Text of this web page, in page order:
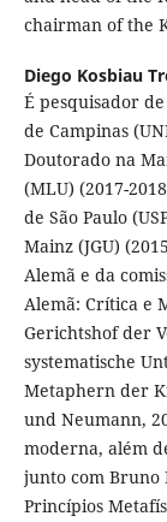
chairman of the
Diego Kosbiau
É pesquisador
de Campinas
Doutorado na
(MLU) (2017-
de São Paulo
Mainz (JGU)
Alemã e da
Alemã: Crítica e
Gerichtshof der
systematische
Metaphern der
und Neumann,
moderna, além
junto com Bruno
Princípios